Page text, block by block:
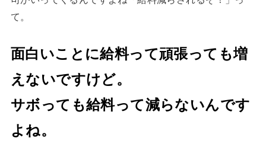
て。
面白いことに給料って頑張っても増
えないですけど。
サボっても給料って減らないんです
よね。